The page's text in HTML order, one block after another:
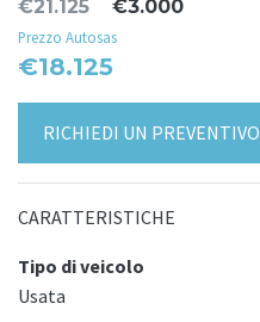
€21.125 €3.000
Prezzo Autosas
€18.125
RICHIEDI UN PREVENTIVO
CARATTERISTICHE
Tipo di veicolo
Usata